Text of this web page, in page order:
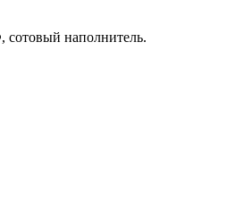
наполнитель.